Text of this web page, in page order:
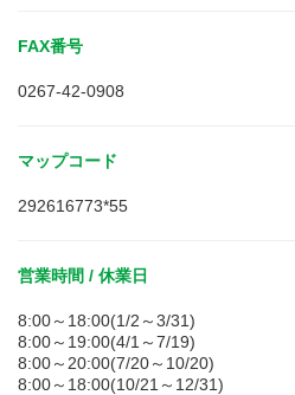
FAX番号
0267-42-0908
マップコード
292616773*55
営業時間 / 休業日
8:00～18:00(1/2～3/31)
8:00～19:00(4/1～7/19)
8:00～20:00(7/20～10/20)
8:00～18:00(10/21～12/31)